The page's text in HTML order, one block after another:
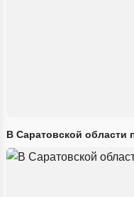
В Саратовской